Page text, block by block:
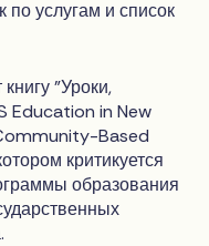
по услугам и список
"Уроки,
Education in New
Based
критикуется
образования